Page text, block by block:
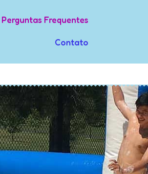
Perguntas Frequentes
Contato